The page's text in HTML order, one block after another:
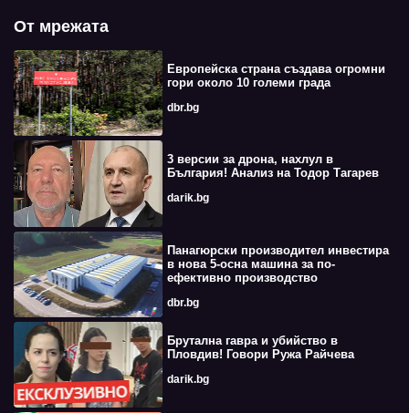
От мрежата
Европейска страна създава огромни
гори около 10 големи града
dbr.bg
3 версии за дрона, нахлул в
България! Анализ на Тодор Тагарев
darik.bg
Панагюрски производител инвестира
в нова 5-осна машина за по-
ефективно производство
dbr.bg
Брутална гавра и убийство в
Пловдив! Говори Ружа Райчева
darik.bg